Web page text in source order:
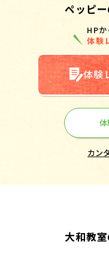
ペッピ
HP
体験
体験
体
カン
大和教